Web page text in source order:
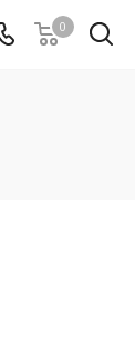
0